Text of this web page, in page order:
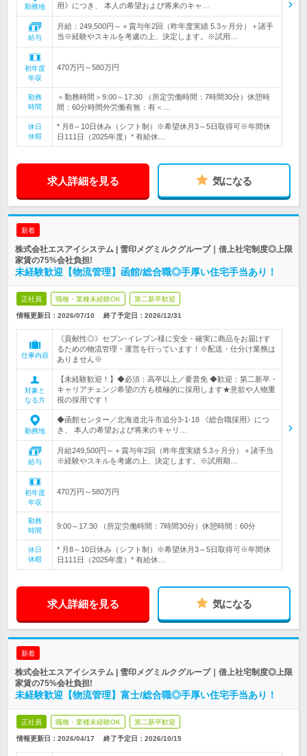
勤務地
用》につき、 本人の希望および将来のキャ…
給与
月給：249,500円～＋賞与年2回（昨年度実績 5.3ヶ月分）＋諸手
当※経験やスキルを考慮の上、決定します。※試用…
初年度
年収
470万円～580万円
勤務
時間
＜勤務時間＞9:00～17:30 （所定労働時間：7時間30分）休憩時
間：60分時間外労働有無：有＜…
休日
休暇
* 月8～10日休み（シフト制）※希望休月3～5日取得可※年間休
日111日（2025年度）* 有給休…
求人詳細を見る 気になる
新着
株式会社エスアイシステム | 雪印メグミルクグループ｜借上社宅制度◎上限
家賃の75%会社負担!
未経験歓迎【物流管理】函館/総合職◎手厚い住宅手当あり！
正社員 職種・業種未経験OK 第二新卒歓迎
情報更新日：2026/07/10 終了予定日： 2026/12/31
仕事内容
《貢献性◎》セブン‐イレブン様に安全・確実に商品をお届けす
るための物流管理・運営を行っています！※配送・仕分け業務は
ありません※
対象と
なる方
【未経験歓迎！】◆必須：高卒以上／要普免 ◆歓迎：第二新卒・
キャリアチェンジ希望の方も積極的に採用します★意欲や人物重
視の採用です！
勤務地
◆函館センター／北海道北斗市追分3-1-18 《総合職採用》につ
き、 本人の希望および将来のキャリ…
給与
月給249,500円～＋賞与年2回（昨年度実績 5.3ヶ月分）＋諸手当
※経験やスキルを考慮の上、決定します。※試用期…
初年度
年収
470万円～580万円
勤務
時間
9:00～17:30 （所定労働時間：7時間30分）休憩時間：60分
休日
休暇
* 月8～10日休み（シフト制）※希望休月3～5日取得可※年間休
日111日（2025年度）* 有給休…
求人詳細を見る 気になる
新着
株式会社エスアイシステム | 雪印メグミルクグループ｜借上社宅制度◎上限
家賃の75%会社負担!
未経験歓迎【物流管理】富士/総合職◎手厚い住宅手当あり！
正社員 職種・業種未経験OK 第二新卒歓迎
情報更新日：2026/04/17 終了予定日： 2026/10/15